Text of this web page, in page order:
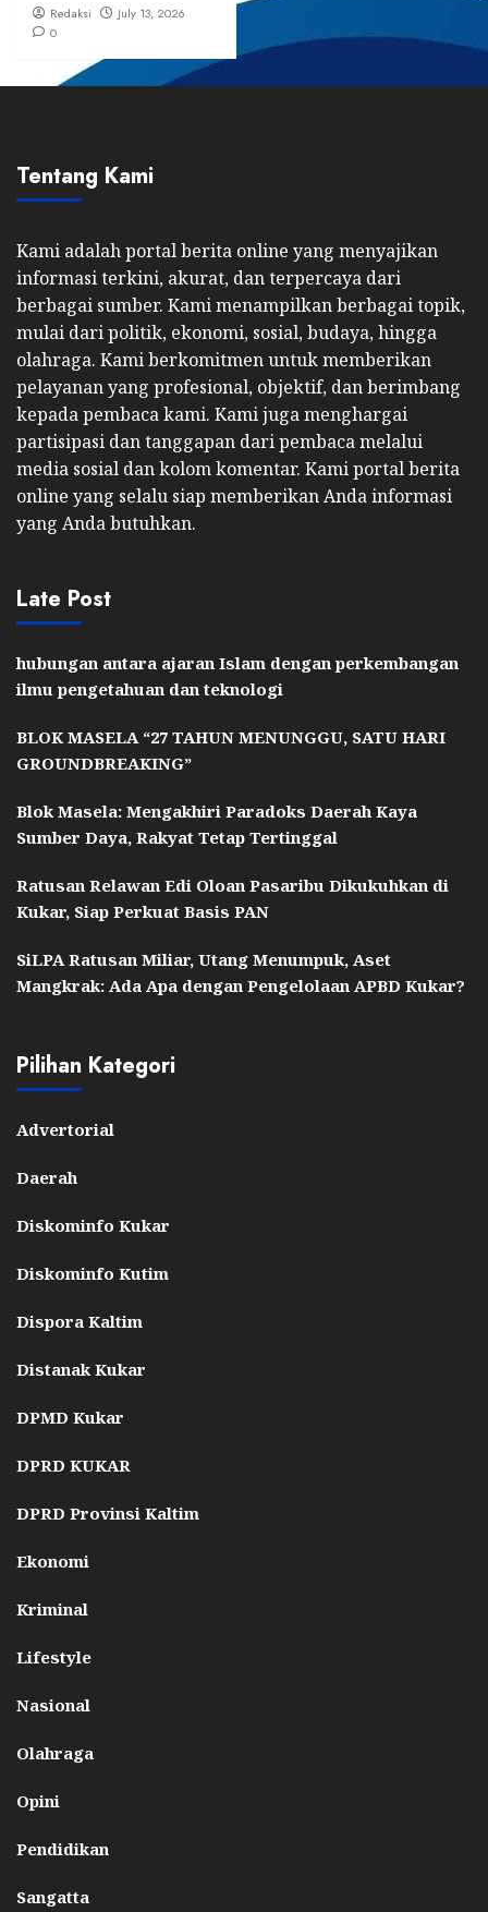
Redaksi
July 13, 2026
0
Tentang Kami
Kami adalah portal berita online yang menyajikan
informasi terkini, akurat, dan terpercaya dari
berbagai sumber. Kami menampilkan berbagai topik,
mulai dari politik, ekonomi, sosial, budaya, hingga
olahraga. Kami berkomitmen untuk memberikan
pelayanan yang profesional, objektif, dan berimbang
kepada pembaca kami. Kami juga menghargai
partisipasi dan tanggapan dari pembaca melalui
media sosial dan kolom komentar. Kami portal berita
online yang selalu siap memberikan Anda informasi
yang Anda butuhkan.
Late Post
hubungan antara ajaran Islam dengan perkembangan
ilmu pengetahuan dan teknologi
BLOK MASELA “27 TAHUN MENUNGGU, SATU HARI
GROUNDBREAKING”
Blok Masela: Mengakhiri Paradoks Daerah Kaya
Sumber Daya, Rakyat Tetap Tertinggal
Ratusan Relawan Edi Oloan Pasaribu Dikukuhkan di
Kukar, Siap Perkuat Basis PAN
SiLPA Ratusan Miliar, Utang Menumpuk, Aset
Mangkrak: Ada Apa dengan Pengelolaan APBD Kukar?
Pilihan Kategori
Advertorial
Daerah
Diskominfo Kukar
Diskominfo Kutim
Dispora Kaltim
Distanak Kukar
DPMD Kukar
DPRD KUKAR
DPRD Provinsi Kaltim
Ekonomi
Kriminal
Lifestyle
Nasional
Olahraga
Opini
Pendidikan
Sangatta